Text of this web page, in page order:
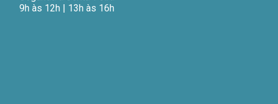
9h às 12h | 13h às 16h